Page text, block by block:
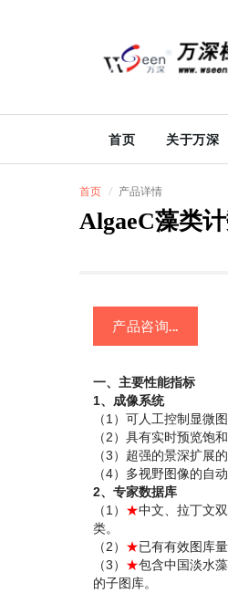
首页 关于万深
首页 产品详情
AlgaeC藻类
产品咨询...
一、主要性能指标
1、成像系统
（1）可人工控制显微
（2）具有实时预览饱
（3）超强的景深扩展
（4）多视野图像的自
2、专家数据库
（1） ★中文、拉丁文
类。
（2） ★已有有效图库
（3） ★包含中国淡水
的子图库。